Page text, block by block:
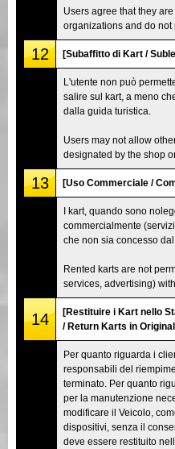
Users agree that they
organizations and do not
12 [Subaffitto di Kart /
L'utente non può
salire sul kart, a meno
dalla guida turistica.
Users may not allow
designated by the shop
13 [Uso Commerciale /
I kart, quando sono
commercialmente
che non sia concesso dal
Rented karts are not
services, advertising)
14
[Restituire i Kart nello
/ Return Karts in
Per quanto riguarda i
responsabili del
terminato. Per quanto
per la manutenzione
modificare il Veicolo,
dispositivi, senza il
deve essere restituito